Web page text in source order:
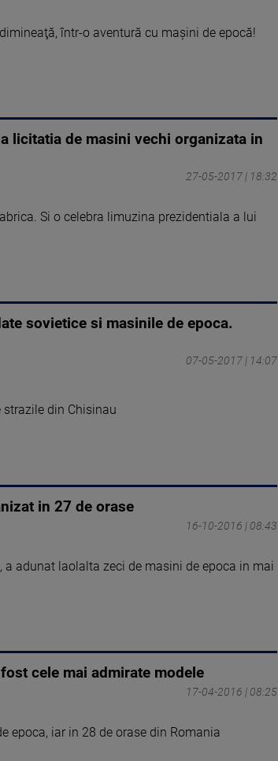
într-o aventură cu maşini de epocă!
licitatia de masini vechi organizata in
27-05-2017 | 18:32
Si o celebra limuzina prezidentiala a lui
sovietice si masinile de epoca.
07-05-2017 | 14:07
din Chisinau
in 27 de orase
16-10-2016 | 08:43
a adunat laolalta zeci de masini de epoca in mai
cele mai admirate modele
17-04-2016 | 08:25
epoca, iar in 28 de orase din Romania